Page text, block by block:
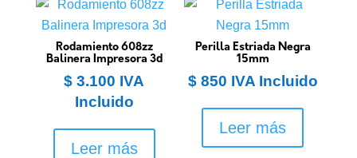
Rodamiento 608zz
Balinera Impresora 3d
$ 3.100 IVA
Incluido
Leer más
Perilla Estriada Negra
15mm
$850 IVA Incluido
Leer más